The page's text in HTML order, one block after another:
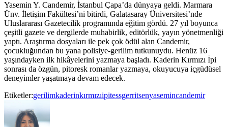
Yasemin Y. Candemir, İstanbul Çapa’da dünyaya geldi. Marmara
Ünv. İletişim Fakültesi’ni bitirdi, Galatasaray Üniversitesi’nde
Uluslararası Gazetecilik programında eğitim gördü. 27 yıl boyunca
çeşitli gazete ve dergilerde muhabirlik, editörlük, yayın yönetmenliği
yaptı. Araştırma dosyaları ile pek çok ödül alan Candemir,
çocukluğundan bu yana polisiye-gerilim tutkunuydu. Henüz 16
yaşındayken ilk hikâyelerini yazmaya başladı. Kaderin Kırmızı İpi
sonrası da özgün, pitoresk romanlar yazmaya, okuyucuya içgüdüsel
deneyimler yaşatmaya devam edecek.
Etiketler:gerilimkaderinkırmızıipitessgerritsenyasemincandemir